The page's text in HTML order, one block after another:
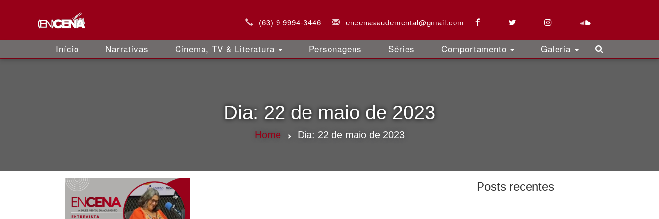
(63) 9 9994-3446 encenasaudemental@gmail.com
Início Narrativas Cinema, TV & Literatura Personagens Séries Comportamento Galeria
Dia: 22 de maio de 2023
Home Dia: 22 de maio de 2023
Posts recentes